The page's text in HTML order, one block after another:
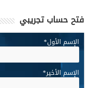
فتح حساب تجريبي
الإسم الأول*
الإسم الأخير*